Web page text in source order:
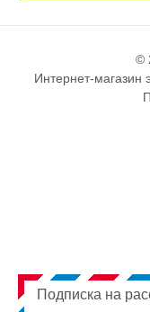
©
Интернет-магазин
Подписка на